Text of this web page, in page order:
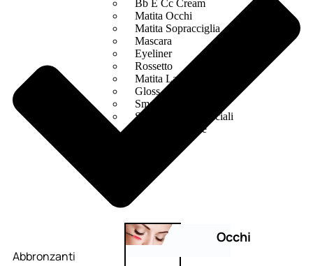
Bb E Cc Cream
Matita Occhi
Matita Sopracciglia
Mascara
Eyeliner
Rossetto
Matita Labbra
Gloss
Smalto
Smalto Effetti Speciali
Solventi Unghie
Occhi
Abbronzanti